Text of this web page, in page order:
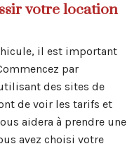
votre location
il est important
par
des sites de
de voir les tarifs et
aidera à prendre une
avez choisi votre